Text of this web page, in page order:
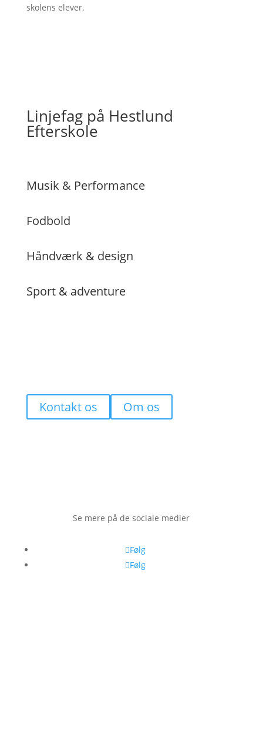
skolens elever.
Linjefag på Hestlund
Efterskole
Musik & Performance
Fodbold
Håndværk & design
Sport & adventure
Kontakt os Om os
Se mere på de sociale medier
Følg
Følg